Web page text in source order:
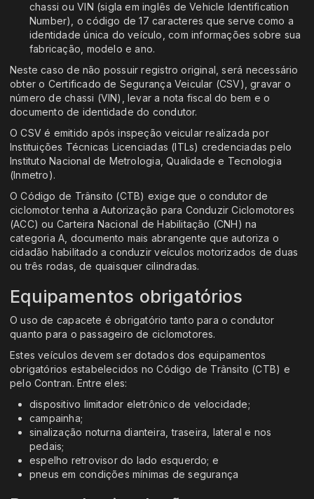
chassi ou VIN (sigla em inglês de Vehicle Identification
Number), o código de 17 caracteres que serve como a
identidade única do veículo, com informações sobre sua
fabricação, modelo e ano.
Neste caso de não possuir registro original, será necessário
obter o Certificado de Segurança Veicular (CSV), gravar o
número de chassi (VIN), levar a nota fiscal do bem e o
documento de identidade do condutor.
O CSV é emitido após inspeção veicular realizada por
Instituições Técnicas Licenciadas (ITLs) credenciadas pelo
Instituto Nacional de Metrologia, Qualidade e Tecnologia
(Inmetro).
O Código de Trânsito (CTB) exige que o condutor de
ciclomotor tenha a Autorização para Conduzir Ciclomotores
(ACC) ou Carteira Nacional de Habilitação (CNH) na
categoria A, documento mais abrangente que autoriza o
cidadão habilitado a conduzir veículos motorizados de duas
ou três rodas, de quaisquer cilindradas.
Equipamentos obrigatórios
O uso de capacete é obrigatório tanto para o condutor
quanto para o passageiro de ciclomotores.
Estes veículos devem ser dotados dos equipamentos
obrigatórios estabelecidos no Código de Trânsito (CTB) e
pelo Contran. Entre eles:
dispositivo limitador eletrônico de velocidade;
campainha;
sinalização noturna dianteira, traseira, lateral e nos
pedais;
espelho retrovisor do lado esquerdo; e
pneus em condições mínimas de segurança